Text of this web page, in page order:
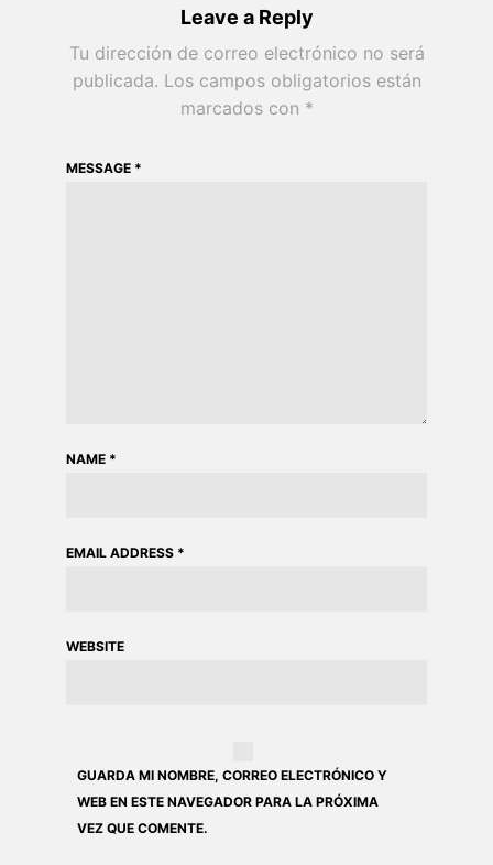
Leave a Reply
Tu dirección de correo electrónico no será
publicada. Los campos obligatorios están
marcados con *
MESSAGE *
NAME *
EMAIL ADDRESS *
WEBSITE
GUARDA MI NOMBRE, CORREO ELECTRÓNICO Y
WEB EN ESTE NAVEGADOR PARA LA PRÓXIMA
VEZ QUE COMENTE.